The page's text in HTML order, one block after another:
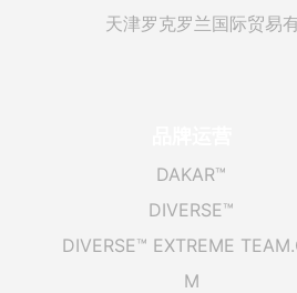
天津罗克罗兰国际贸易
DAKAR™
DIVERSE™
DIVERSE™ EXTREME
M